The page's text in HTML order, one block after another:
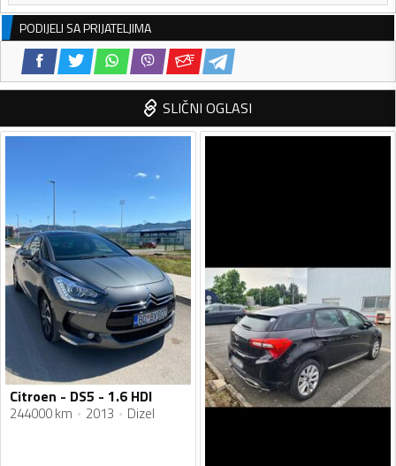
PODIJELI SA PRIJATELJIMA
SLIČNI OGLASI
Citroen - DS5 - 1.6 HDI
244000 km 2013 Dizel